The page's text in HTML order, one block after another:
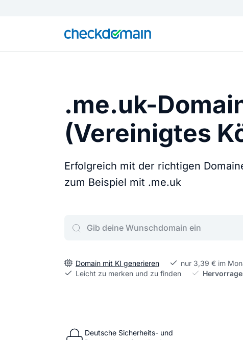
.me.uk-
(Vereinigtes
Erfolgreich mit der richtigen
zum Beispiel mit .me.uk
Domain mit KI generieren
nur 3,39 € im
Leicht zu merken und zu finden
Deutsche Sicherheits- und